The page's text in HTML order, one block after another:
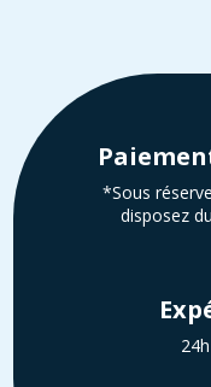
*Sous
disposez